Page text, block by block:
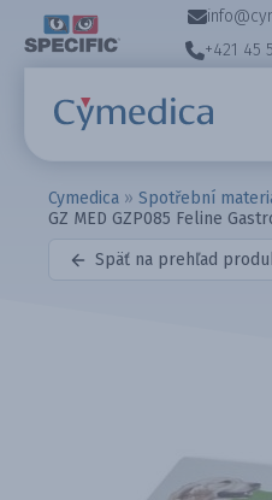
+421 45
Cymedica » Spotřební
GZ MED GZP085 Feline
Späť na prehľad